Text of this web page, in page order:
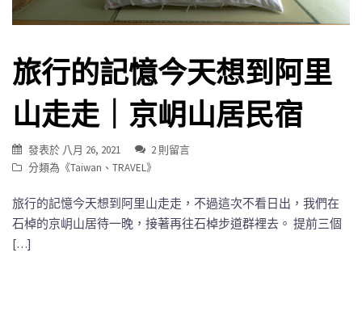
旅行的記憶今天想到阿里
山走走｜京岄山居民宿
發表於 八月 26, 2021
2 則留言
分類為《Taiwan 、 TRAVEL》
旅行的記憶今天想到阿里山走走，不過這次不看日出，我們在
石棹的京岄山居待一晚，接著再往石棹步道群裡去。 提前三個
[…]